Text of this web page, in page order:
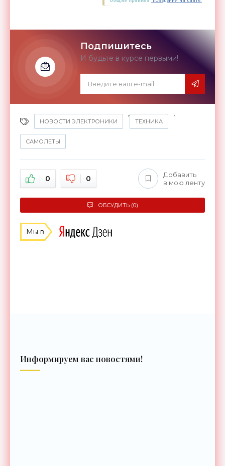
Подпишитесь
И будьте в курсе первыми!
НОВОСТИ ЭЛЕКТРОНИКИ
,
ТЕХНИКА
,
САМОЛЕТЫ
0 0
Добавить
в мою ленту
ОБСУДИТЬ (0)
Мы в
Информируем вас новостями!